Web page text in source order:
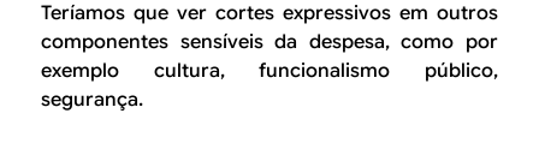
Teríamos que ver cortes expressivos em outros
componentes sensíveis da despesa, como por
exemplo cultura, funcionalismo público,
segurança.